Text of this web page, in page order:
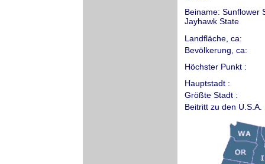
Beiname: Sunflower
Jayhawk State
Landfläche, ca:
Bevölkerung, ca:
Höchster Punkt :
Hauptstadt :
Größte Stadt :
Beitritt zu den U.S.A.